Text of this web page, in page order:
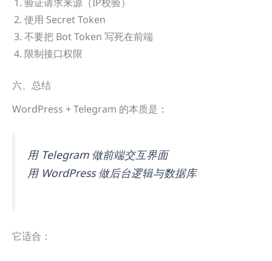
使用 Secret Token
不要把 Bot Token 写死在前端
限制接口权限
六、总结
WordPress + Telegram 的本质是：
用 Telegram 做前端交互界面
用 WordPress 做后台逻辑与数据库
它适合：